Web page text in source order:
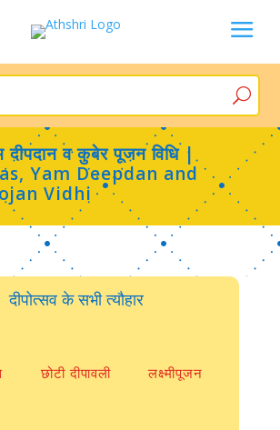
a
व कुबेर पूजन विधि |
Yam Deepdan and
Vidhi
दीपोत्सव के सभी त्यौहार
छोटी दीपावली लक्ष्मीपूजन